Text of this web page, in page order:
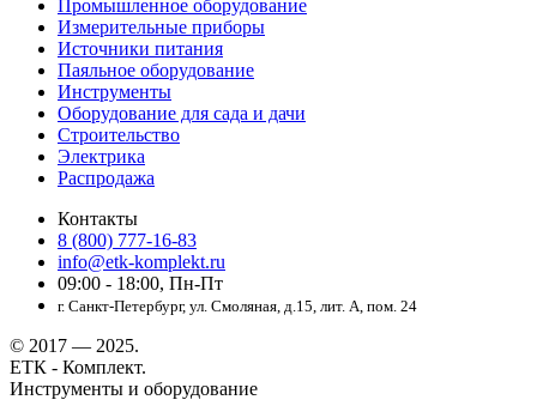
Промышленное оборудование
Измерительные приборы
Источники питания
Паяльное оборудование
Инструменты
Оборудование для сада и дачи
Строительство
Электрика
Распродажа
Контакты
8 (800) 777-16-83
info@etk-komplekt.ru
09:00 - 18:00, Пн-Пт
г. Санкт-Петербург, ул. Смоляная, д.15, лит. А, пом. 24
© 2017 — 2025.
ЕТК - Комплект.
Инструменты и оборудование